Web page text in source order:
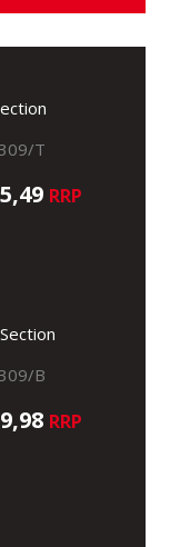
T
RRP
B
RRP